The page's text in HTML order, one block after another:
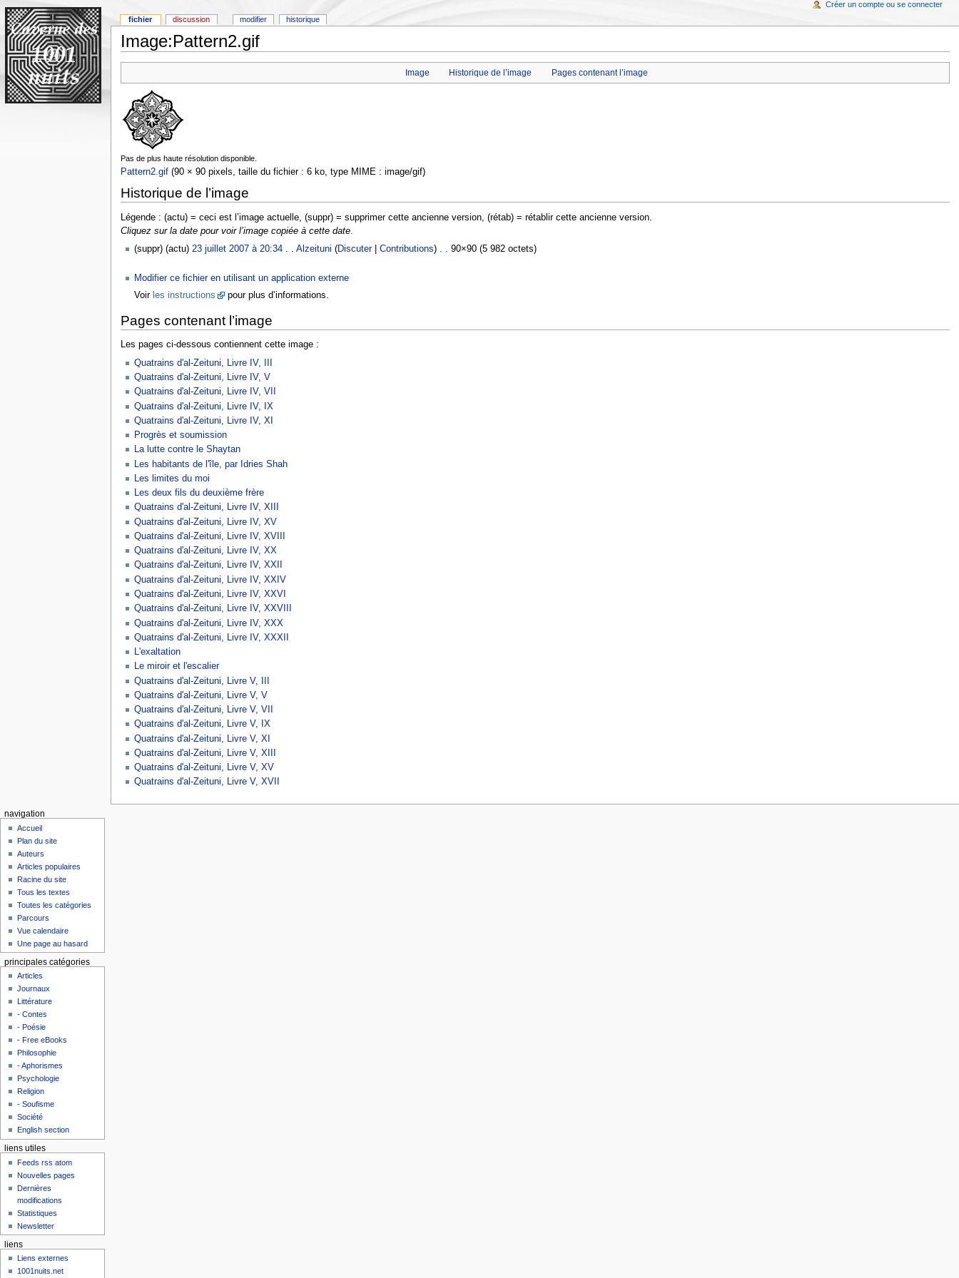
Image:Pattern2.gif
Image Historique de l’image Pages contenant l’image
Pas de plus haute résolution disponible.
Pattern2.gif(90 × 90 pixels, taille du fichier : 6 ko, type MIME : image/gif)
Historique de l’image
Légende : (actu) = ceci est l’image actuelle, (suppr) = supprimer cette ancienne version, (rétab) = rétablir cette ancienne version.
Cliquez sur la date pour voir l’image copiée à cette date.
(suppr) (actu) 23 juillet 2007 à 20:34. . Alzeituni (Discuter| Contributions) . . 90×90 (5 982 octets)
Modifier ce fichier en utilisant un application externe
Voir les instructions pour plus d’informations.
Pages contenant l’image
Les pages ci-dessous contiennent cette image :
Quatrains d'al-Zeituni, Livre IV, III
Quatrains d'al-Zeituni, Livre IV, V
Quatrains d'al-Zeituni, Livre IV, VII
Quatrains d'al-Zeituni, Livre IV, IX
Quatrains d'al-Zeituni, Livre IV, XI
Progrès et soumission
La lutte contre le Shaytan
Les habitants de l'île, par Idries Shah
Les limites du moi
Les deux fils du deuxième frère
Quatrains d'al-Zeituni, Livre IV, XIII
Quatrains d'al-Zeituni, Livre IV, XV
Quatrains d'al-Zeituni, Livre IV, XVIII
Quatrains d'al-Zeituni, Livre IV, XX
Quatrains d'al-Zeituni, Livre IV, XXII
Quatrains d'al-Zeituni, Livre IV, XXIV
Quatrains d'al-Zeituni, Livre IV, XXVI
Quatrains d'al-Zeituni, Livre IV, XXVIII
Quatrains d'al-Zeituni, Livre IV, XXX
Quatrains d'al-Zeituni, Livre IV, XXXII
L'exaltation
Le miroir et l'escalier
Quatrains d'al-Zeituni, Livre V, III
Quatrains d'al-Zeituni, Livre V, V
Quatrains d'al-Zeituni, Livre V, VII
Quatrains d'al-Zeituni, Livre V, IX
Quatrains d'al-Zeituni, Livre V, XI
Quatrains d'al-Zeituni, Livre V, XIII
Quatrains d'al-Zeituni, Livre V, XV
Quatrains d'al-Zeituni, Livre V, XVII
fichier discussion modifier historique
Créer un compte ou se connecter
navigation
Accueil
Plan du site
Auteurs
Articles populaires
Racine du site
Tous les textes
Toutes les catégories
Parcours
Vue calendaire
Une page au hasard
principales catégories
Articles
Journaux
Littérature
- Contes
- Poésie
- Free eBooks
Philosophie
- Aphorismes
Psychologie
Religion
- Soufisme
Société
English section
liens utiles
Feeds rss atom
Nouvelles pages
Dernières
modifications
Statistiques
Newsletter
liens
Liens externes
1001nuits.net